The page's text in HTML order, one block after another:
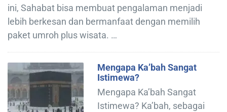
ini, Sahabat bisa membuat pengalaman menjadi
lebih berkesan dan bermanfaat dengan memilih
paket umroh plus wisata. …
Mengapa Ka’bah Sangat
Istimewa?
Mengapa Ka’bah Sangat
Istimewa? Ka’bah, sebagai